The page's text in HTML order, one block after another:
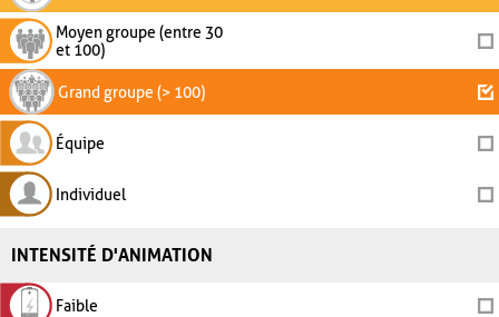
Moyen groupe (entre 30
et 100)
Grand groupe (> 100)
Équipe
Individuel
INTENSITÉ D'ANIMATION
Faible